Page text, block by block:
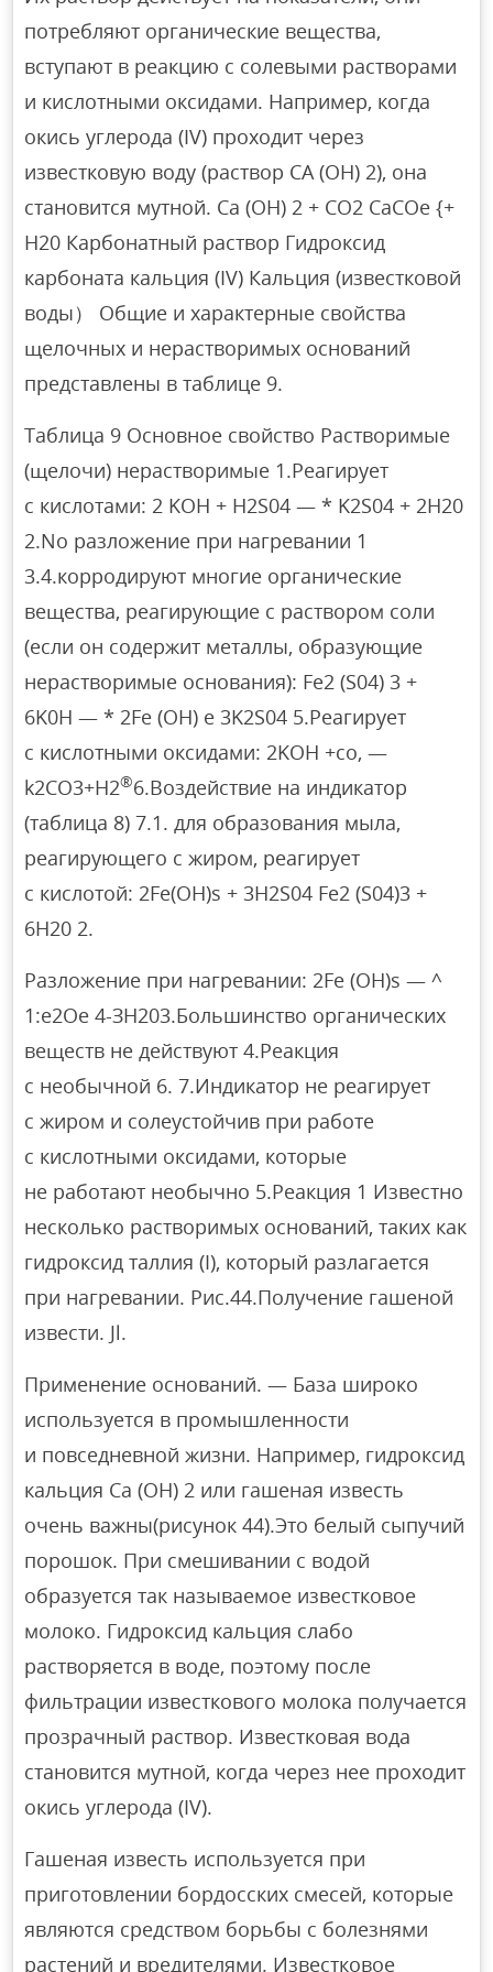
потребляют органические вещества,
вступают в реакцию с солевыми растворами
и кислотными оксидами. Например, когда
окись углерода (IV) проходит через
известковую воду (раствор CA (OH) 2), она
становится мутной. Ca (OH) 2 + CO2 CaCOe {+
H20 Карбонатный раствор Гидроксид
карбоната кальция (IV) Кальция (известковой
воды） Общие и характерные свойства
щелочных и нерастворимых оснований
представлены в таблице 9.
Таблица 9 Основное свойство Растворимые
(щелочи) нерастворимые 1.Реагирует
с кислотами: 2 KOH + H2S04 — * K2S04 + 2H20
2.No разложение при нагревании 1
3.4.корродируют многие органические
вещества, реагирующие с раствором соли
(если он содержит металлы, образующие
нерастворимые основания): Fe2 (S04) 3 +
6K0H — * 2Fe (OH) e 3K2S04 5.Реагирует
с кислотными оксидами: 2KOH +co, —
k2CO3+Н2®6.Воздействие на индикатор
(таблица 8) 7.1. для образования мыла,
реагирующего с жиром, реагирует
с кислотой: 2Fe(OH)s + 3H2S04 Fe2 (S04)3 +
6H20 2.
Разложение при нагревании: 2Fe (OH)s — ^
1:e2Oe 4-ЗН203.Большинство органических
веществ не действуют 4.Реакция
с необычной 6. 7.Индикатор не реагирует
с жиром и солеустойчив при работе
с кислотными оксидами, которые
не работают необычно 5.Реакция 1 Известно
несколько растворимых оснований, таких как
гидроксид таллия (I), который разлагается
при нагревании. Рис.44.Получение гашеной
извести. Jl.
Применение оснований. — База широко
используется в промышленности
и повседневной жизни. Например, гидроксид
кальция Ca (OH) 2 или гашеная известь
очень важны(рисунок 44).Это белый сыпучий
порошок. При смешивании с водой
образуется так называемое известковое
молоко. Гидроксид кальция слабо
растворяется в воде, поэтому после
фильтрации известкового молока получается
прозрачный раствор. Известковая вода
становится мутной, когда через нее проходит
окись углерода (IV).
Гашеная известь используется при
приготовлении бордосских смесей, которые
являются средством борьбы с болезнями
растений и вредителями. Известковое